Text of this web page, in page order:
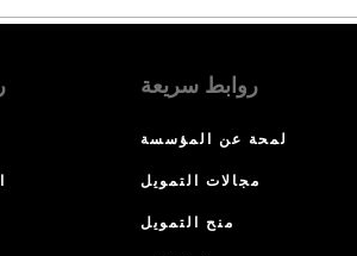
روابط سريعة
لمحة عن المؤسسة
مجالات التمويل
منح التمويل